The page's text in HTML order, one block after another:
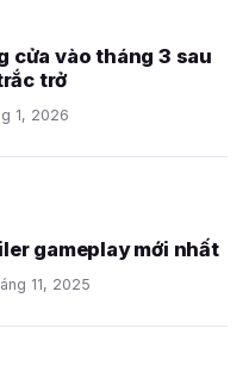
cửa vào tháng 3 sau
trở
1, 2026
gameplay mới nhất
11, 2025